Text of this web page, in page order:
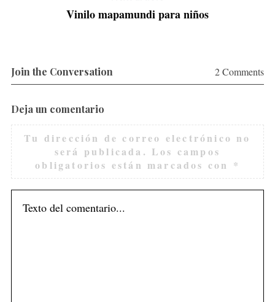
Vinilo mapamundi para niños
Join the Conversation 2 Comments
Deja un comentario
Tu dirección de correo electrónico no
será publicada. Los campos
obligatorios están marcados con *